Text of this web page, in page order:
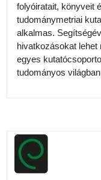
folyóiratait, könyveit
tudománymetriai
alkalmas.
hivatkozásokat lehet
egyes
tudományos